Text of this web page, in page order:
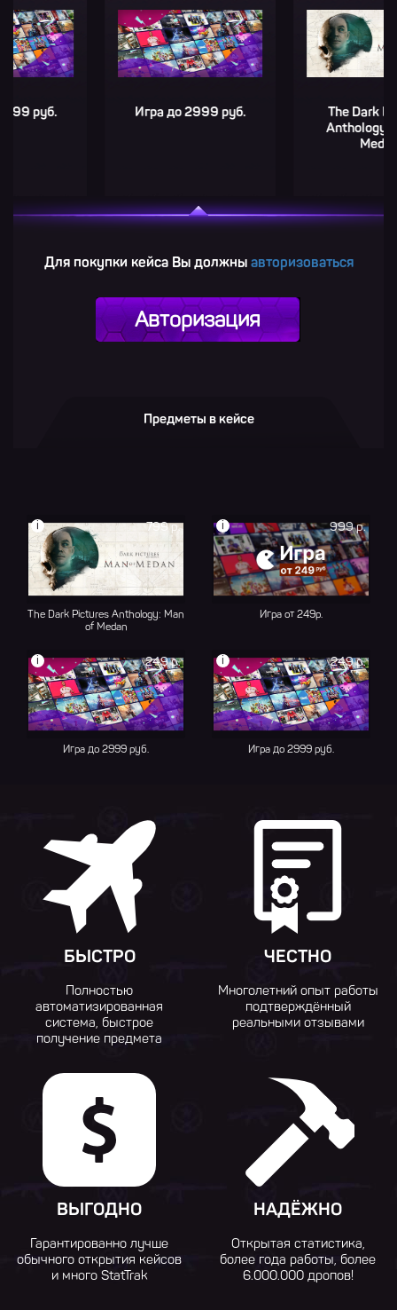
Игра до 2999 руб.
The Dark Pictures
Anthology: Man of
Medan
Для покупки кейса Вы должны авторизоваться
Авторизация
Предметы в кейсе
799 р.
i
The Dark Pictures Anthology: Man
of Medan
999 р.
i
Игра от 249р.
249 р.
i
Игра до 2999 руб.
249 р.
i
Игра до 2999 руб.
БЫСТРО
Полностью
автоматизированная
система, быстрое
получение предмета
ЧЕСТНО
Многолетний опыт работы
подтверждённый
реальными отзывами
ВЫГОДНО
Гарантированно лучше
обычного открытия кейсов
и много StatTrak
НАДЁЖНО
Открытая статистика,
более года работы, более
6.000.000 дропов!